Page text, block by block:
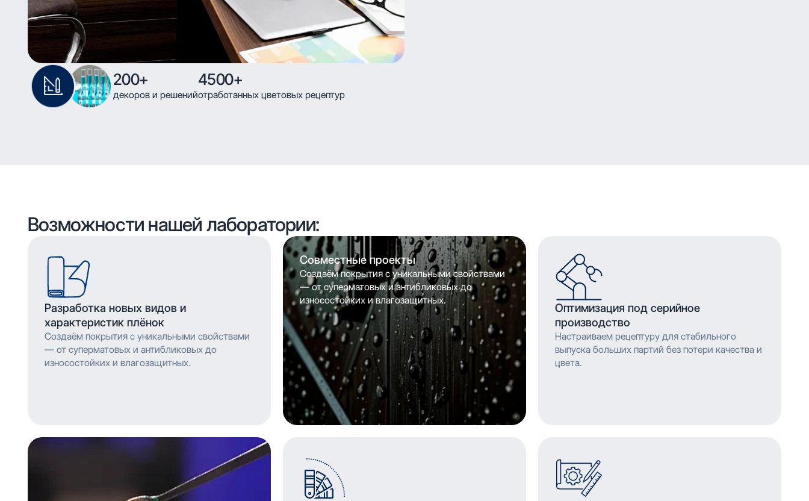
200+
декоров и решений
4500+
отработанных цветовых рецептур
Возможности нашей лаборатории:
Разработка новых видов и
характеристик плёнок
Создаём покрытия с уникальными свойствами
— от суперматовых и антибликовых до
износостойких и влагозащитных.
Совместные проекты
Создаём покрытия с уникальными свойствами
— от суперматовых и антибликовых до
износостойких и влагозащитных.
Оптимизация под серийное
производство
Настраиваем рецептуру для стабильного
выпуска больших партий без потери качества и
цвета.